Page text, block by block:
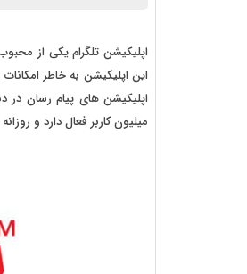
اپلیکیشن تلگرام یکی از
این اپلیکیشن به خاطر
میلیون کاربر فعال دارد و روزانه بیش از 15 میلیارد پیام در این اپلیکیشن پیام